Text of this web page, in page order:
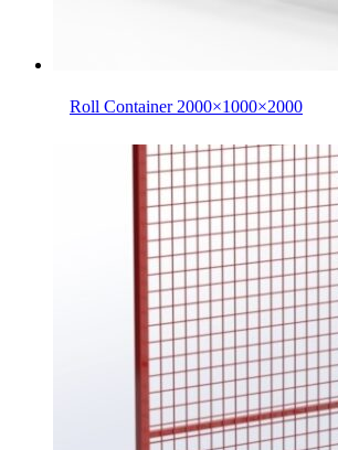
Roll Container 2000×1000×2000